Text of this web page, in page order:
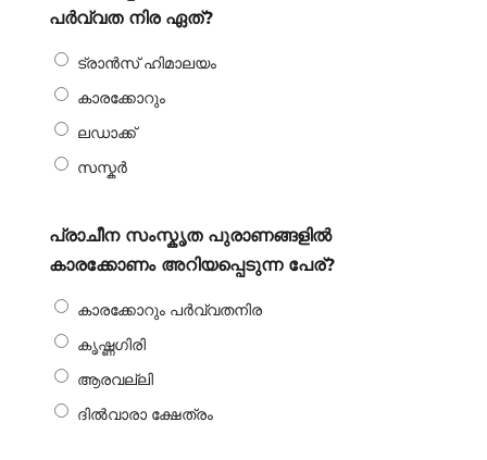
പർവ്വത നിര ഏത്?
ട്രാൻസ് ഹിമാലയം
കാരക്കോറും
ലഡാക്ക്
സസ്കർ
പ്രാചീന സംസ്കൃത പുരാണങ്ങളിൽ
കാരക്കോണം അറിയപ്പെടുന്ന പേര്?
കാരക്കോറും പർവ്വതനിര
കൃഷ്ണഗിരി
ആരവല്ലി
ദിൽവാരാ ക്ഷേത്രം